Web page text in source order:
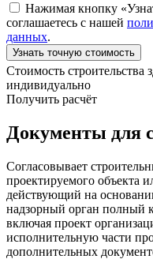
Нажимая кнопку
соглашаетесь с нашей
данных.
Узнать точную стоимость
Стоимость строительства
индивидуально
Получить расчёт
Документы для
Согласовывает
проектируемого объекта
действующий на
надзорный орган полный
включая проект
исполнительную части
дополнительных